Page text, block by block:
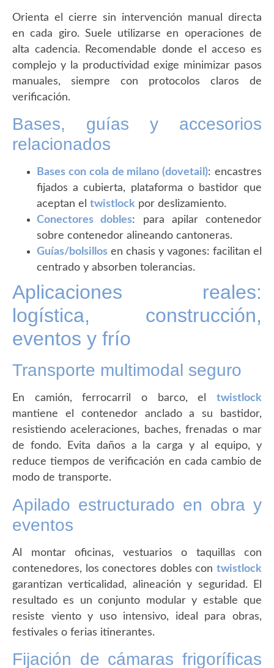
Orienta el cierre sin intervención manual directa
en cada giro. Suele utilizarse en operaciones de
alta cadencia. Recomendable donde el acceso es
complejo y la productividad exige minimizar pasos
manuales, siempre con protocolos claros de
verificación.
Bases, guías y accesorios
relacionados
Bases con cola de milano (dovetail): encastres
fijados a cubierta, plataforma o bastidor que
aceptan el twistlock por deslizamiento.
Conectores dobles: para apilar contenedor
sobre contenedor alineando cantoneras.
Guías/bolsillos en chasis y vagones: facilitan el
centrado y absorben tolerancias.
Aplicaciones reales:
logística, construcción,
eventos y frío
Transporte multimodal seguro
En camión, ferrocarril o barco, el twistlock
mantiene el contenedor anclado a su bastidor,
resistiendo aceleraciones, baches, frenadas o mar
de fondo. Evita daños a la carga y al equipo, y
reduce tiempos de verificación en cada cambio de
modo de transporte.
Apilado estructurado en obra y
eventos
Al montar oficinas, vestuarios o taquillas con
contenedores, los conectores dobles con twistlock
garantizan verticalidad, alineación y seguridad. El
resultado es un conjunto modular y estable que
resiste viento y uso intensivo, ideal para obras,
festivales o ferias itinerantes.
Fijación de cámaras frigoríficas